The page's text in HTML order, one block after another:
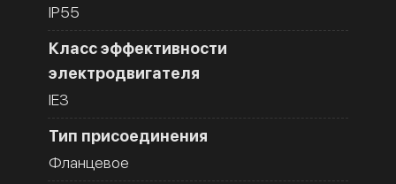
IP55
Класс эффективности
электродвигателя
IE3
Тип присоединения
Фланцевое